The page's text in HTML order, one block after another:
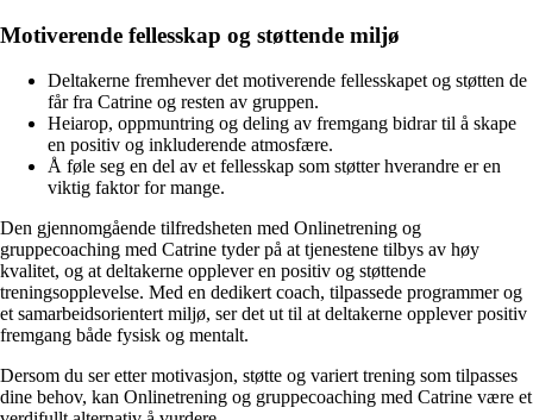
Motiverende fellesskap og støttende miljø
Deltakerne fremhever det motiverende fellesskapet og støtten de
får fra Catrine og resten av gruppen.
Heiarop, oppmuntring og deling av fremgang bidrar til å skape
en positiv og inkluderende atmosfære.
Å føle seg en del av et fellesskap som støtter hverandre er en
viktig faktor for mange.
Den gjennomgående tilfredsheten med Onlinetrening og
gruppecoaching med Catrine tyder på at tjenestene tilbys av høy
kvalitet, og at deltakerne opplever en positiv og støttende
treningsopplevelse. Med en dedikert coach, tilpassede programmer og
et samarbeidsorientert miljø, ser det ut til at deltakerne opplever positiv
fremgang både fysisk og mentalt.
Dersom du ser etter motivasjon, støtte og variert trening som tilpasses
dine behov, kan Onlinetrening og gruppecoaching med Catrine være et